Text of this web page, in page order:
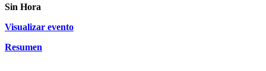
Sin Hora
Visualizar evento
Resumen